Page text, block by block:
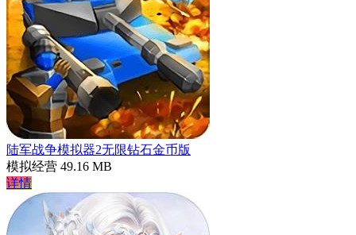
陆军战争模拟器2无限钻石金币版
模拟经营 49.16 MB
详情